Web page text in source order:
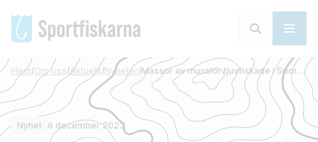
Hem/Om oss/Aktuellt/Nyheter/ Massor av musslor tjuvfiskade i Sportfiskarnas projektvatten
Nyhet 6 december 2023